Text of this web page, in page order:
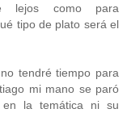
lejos como para
tipo de plato será el
tendré tiempo para
mi mano se paró
la temática ni su